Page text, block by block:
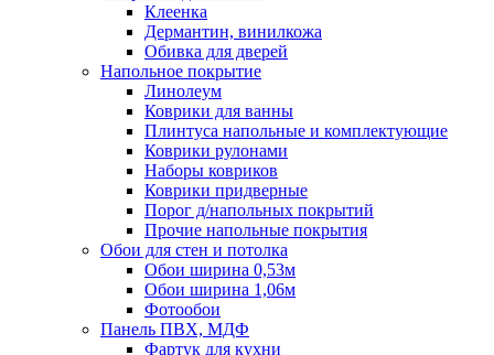
Клеенка
Дермантин, винилкожа
Обивка для дверей
Напольное покрытие
Линолеум
Коврики для ванны
Плинтуса напольные и комплектующие
Коврики рулонами
Наборы ковриков
Коврики придверные
Порог д/напольных покрытий
Прочие напольные покрытия
Обои для стен и потолка
Обои ширина 0,53м
Обои ширина 1,06м
Фотообои
Панель ПВХ, МДФ
Фартук для кухни